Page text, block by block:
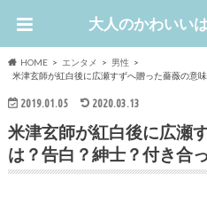
大人のかわいい
HOME エンタメ
男性
米津玄師が紅白後に広瀬すずへ贈った薔薇の意
2019.01.05 2020.03.13
米津玄師が紅白後に広瀬
は？告白？紳士？付き合